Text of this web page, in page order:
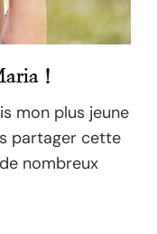
!
mon plus jeune
partager cette
nombreux